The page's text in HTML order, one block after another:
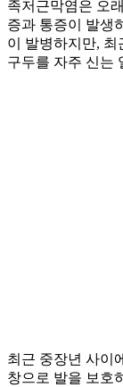
족저근막염은 오
증과 통증이 발생
이 발병하지만,
구두를 자주 신는
최근 중장년 사이
창으로 발을 보호